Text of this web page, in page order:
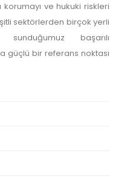
korumayı ve hukuki riskleri
sektörlerden birçok yerli
başarılı
güçlü bir referans noktası